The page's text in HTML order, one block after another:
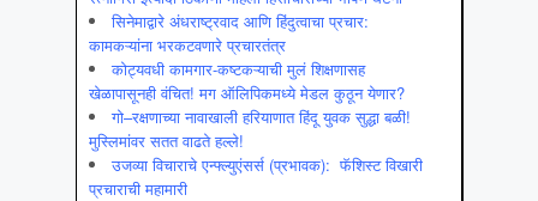
सिनेमाद्वारे अंधराष्ट्रवाद आणि हिंदुत्वाचा प्रचार:
कामकऱ्यांना भरकटवणारे प्रचारतंत्र
कोट्यवधी कामगार-कष्टकऱ्याची मुलं शिक्षणासह
खेळापासूनही वंचित! मग ऑलिपिकमध्ये मेडल कुठून येणार?
गो–रक्षणाच्या नावाखाली हरियाणात हिंदू युवक सुद्धा बळी!
मुस्लिमांवर सतत वाढते हल्ले!
उजव्या विचाराचे एन्फ्ल्युएंसर्स (प्रभावक): फॅशिस्ट विखारी
प्रचाराची महामारी